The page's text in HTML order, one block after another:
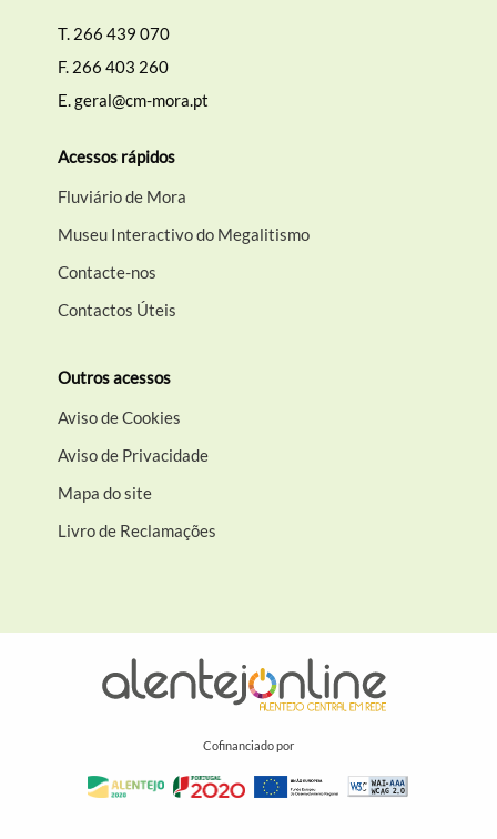
T. 266 439 070
F. 266 403 260
E.geral@cm-mora.pt
Acessos rápidos
Fluviário de Mora
Museu Interactivo do Megalitismo
Contacte-nos
Contactos Úteis
Outros acessos
Aviso de Cookies
Aviso de Privacidade
Mapa do site
Livro de Reclamações
Cofinanciado por